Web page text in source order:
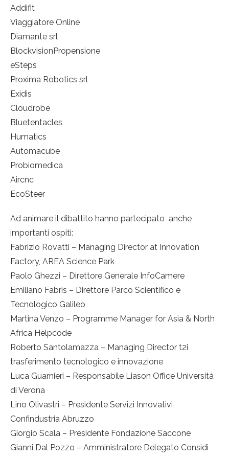
Addifit
Viaggiatore Online
Diamante srl
BlockvisionPropensione
eSteps
Proxima Robotics srl
Exidis
Cloudrobe
Bluetentacles
Humatics
Automacube
Probiomedica
Aircnc
EcoSteer
Ad animare il dibattito hanno partecipato anche
importanti ospiti:
Fabrizio Rovatti – Managing Director at Innovation
Factory, AREA Science Park
Paolo Ghezzi – Direttore Generale InfoCamere
Emiliano Fabris – Direttore Parco Scientifico e
Tecnologico Galileo
Martina Venzo – Programme Manager for Asia & North
Africa Helpcode
Roberto Santolamazza – Managing Director t2i
trasferimento tecnologico e innovazione
Luca Guarnieri – Responsabile Liason Office Università
di Verona
Lino Olivastri – Presidente Servizi Innovativi
Confindustria Abruzzo
Giorgio Scala – Presidente Fondazione Saccone
Gianni Dal Pozzo – Amministratore Delegato Considi